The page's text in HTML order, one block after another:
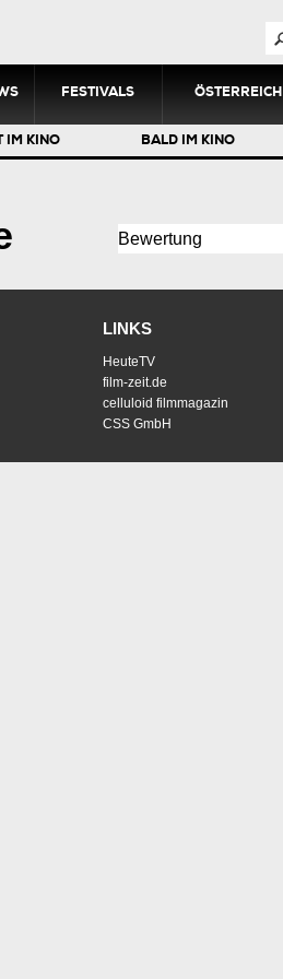
FESTIVALS ÖSTERREICH
IM KINO BALD IM KINO
LINKS
HeuteTV
film-zeit.de
celluloid filmmagazin
CSS GmbH